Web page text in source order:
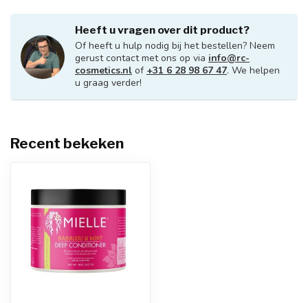
Heeft u vragen over dit product?
Of heeft u hulp nodig bij het bestellen? Neem
gerust contact met ons op via info@rc-
cosmetics.nl of +31 6 28 98 67 47. We helpen
u graag verder!
Recent bekeken